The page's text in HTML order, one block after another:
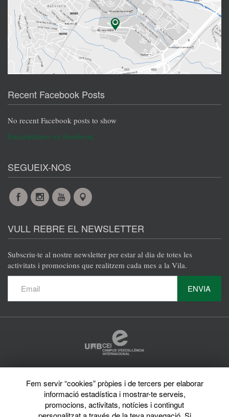
Recent Facebook Posts
No recent Facebook posts to show
Encuéntranos en Facebook
SEGUEIX-NOS
FacebookInstagram
YouTubeMaps
VULL REBRE EL NEWSLETTER
Subscriu·te al nostre newsletter per estar al dia de totes les
activitats i promocions que realitzem cada mes a la Vila.
ENVIA
Avís legal
Privacy policy
Sobre el web
Directori de la UAB
Fem servir “cookies” pròpies i de tercers per elaborar
informació estadística i mostrar-te serveis,
promocions, activitats, notícies i contingut